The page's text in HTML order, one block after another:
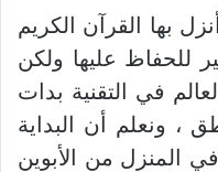
بها القرآن الكريم
للحفاظ عليها ولكن
في التقنية بدات
، ونعلم أن البداية
المنزل من الأبوين